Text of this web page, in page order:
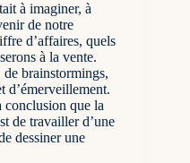
à imaginer, à
de notre
d’affaires, quels
à la vente.
brainstormings,
d’émerveillement.
conclusion que la
de travailler d’une
dessiner une